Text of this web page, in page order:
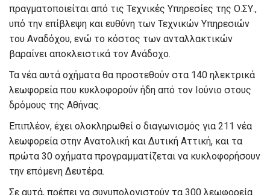
πραγματοποιείται από τις Τεχνικές Υπηρεσίες της Ο.ΣΥ.,
υπό την επίβλεψη και ευθύνη των Τεχνικών Υπηρεσιών
του Αναδόχου, ενώ το κόστος των ανταλλακτικών
βαραίνει αποκλειστικά τον Ανάδοχο.
Τα νέα αυτά οχήματα θα προστεθούν στα 140 ηλεκτρικά
λεωφορεία που κυκλοφορούν ήδη από τον Ιούνιο στους
δρόμους της Αθήνας.
Επιπλέον, έχει ολοκληρωθεί ο διαγωνισμός για 211 νέα
λεωφορεία στην Ανατολική και Δυτική Αττική, και τα
πρώτα 30 οχήματα προγραμματίζεται να κυκλοφορήσουν
την επόμενη Δευτέρα.
Σε αυτά, πρέπει να συνυπολογιστούν τα 300 λεωφορεία